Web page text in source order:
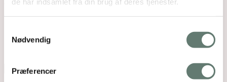
Nødvendig
Præferencer
rose@rosemaimonide.com |
Handelsbetingelser
Copyright 2026 – Rose Maimonide. All Rights